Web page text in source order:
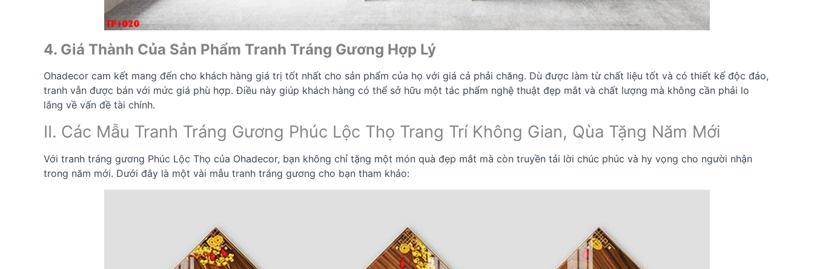
4. Giá Thành Của Sản Phẩm Tranh Tráng Gương Hợp Lý
Ohadecor cam kết mang đến cho khách hàng giá trị tốt nhất cho sản phẩm của họ với giá cả phải chăng. Dù được làm từ chất liệu tốt và có thiết kế độc đáo,
tranh vẫn được bán với mức giá phù hợp. Điều này giúp khách hàng có thể sở hữu một tác phẩm nghệ thuật đẹp mắt và chất lượng mà không cần phải lo
lắng về vấn đề tài chính.
II. Các Mẫu Tranh Tráng Gương Phúc Lộc Thọ Trang Trí Không Gian, Qùa Tặng Năm Mới
Với tranh tráng gương Phúc Lộc Thọ của Ohadecor, bạn không chỉ tặng một món quà đẹp mắt mà còn truyền tải lời chúc phúc và hy vọng cho người nhận
trong năm mới. Dưới đây là một vài mẫu tranh tráng gương cho bạn tham khảo: